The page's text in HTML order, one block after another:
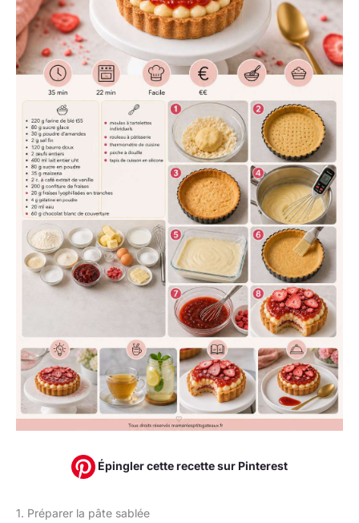
Épingler cette recette sur Pinterest
1. Préparer la pâte sablée